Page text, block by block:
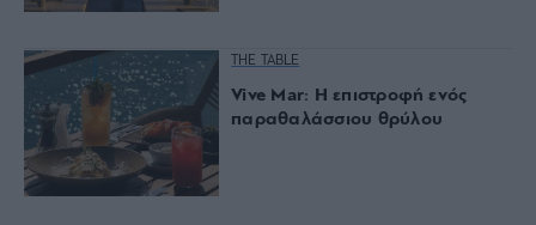
THE TABLE
Vive Mar: Η επιστροφή ενός
παραθαλάσσιου θρύλου